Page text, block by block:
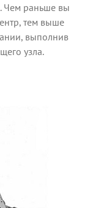
Чем раньше вы
тем выше
выполнив
узла.